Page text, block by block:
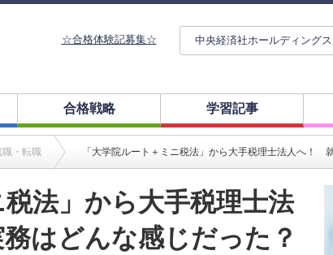
☆合格体験記募集☆ 中央経済社ホールディングス
合格戦略 学習記事
職・転職 「大学院ルート＋ミニ税法」から大手税理士法人へ！
税法」から大手税理士法
はどんな感じだった？